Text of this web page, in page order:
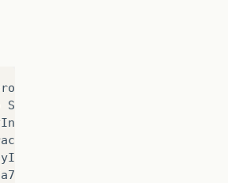
Session